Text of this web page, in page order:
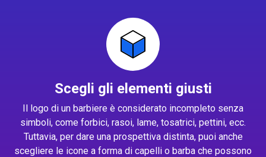
Scegli gli elementi giusti
Il logo di un barbiere è considerato incompleto senza
simboli, come forbici, rasoi, lame, tosatrici, pettini, ecc.
Tuttavia, per dare una prospettiva distinta, puoi anche
scegliere le icone a forma di capelli o barba che possono